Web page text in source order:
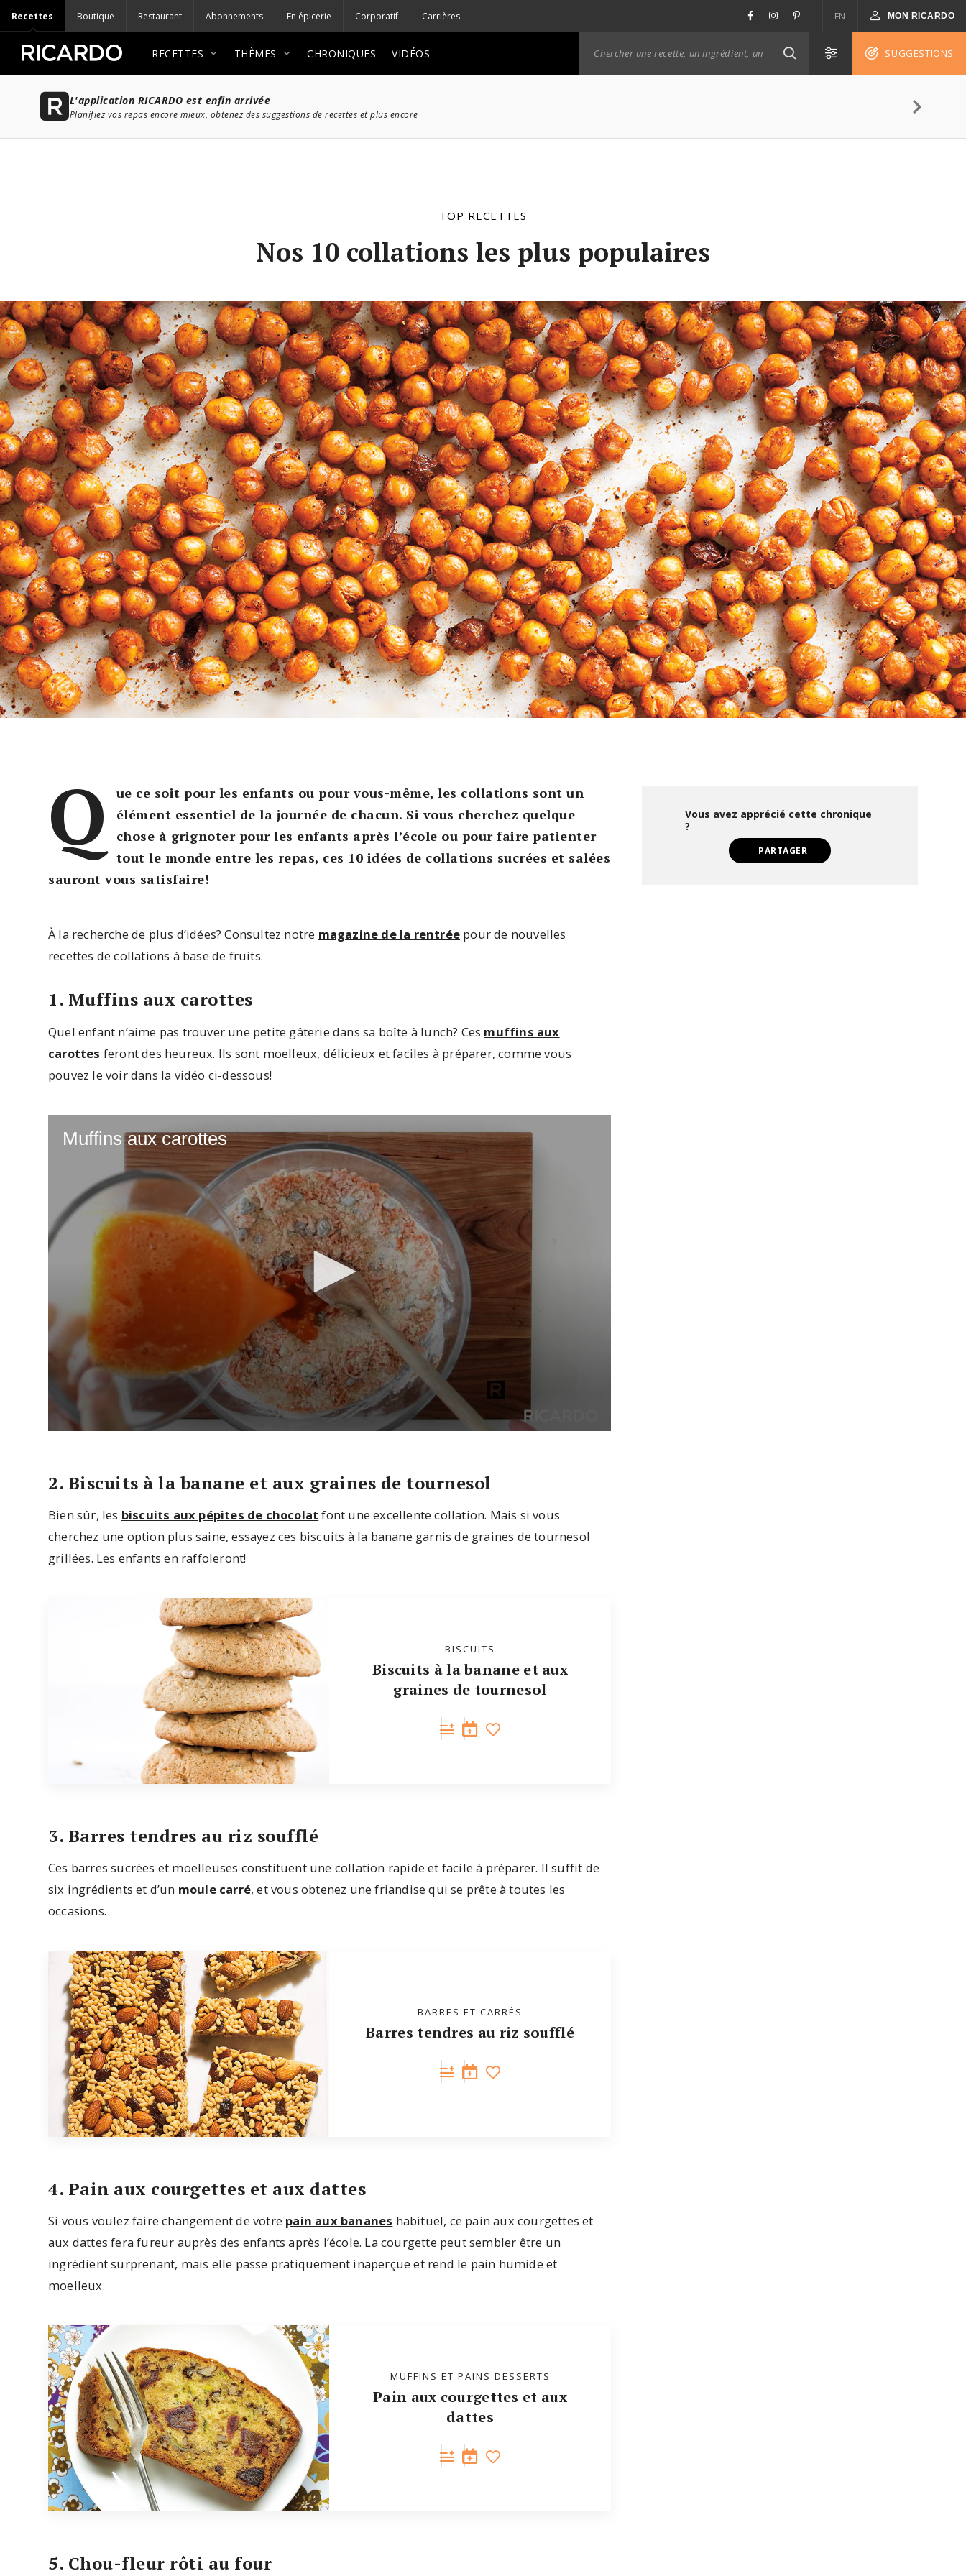
Recettes Boutique Restaurant Abonnements En épicerie Corporatif Carrières EN MON RICARDO
RECETTES THÈMES CHRONIQUES VIDÉOS SUGGESTIONS
L'application RICARDO est enfin arrivée
Planifiez vos repas encore mieux, obtenez des suggestions de recettes et plus encore
TOP RECETTES
Nos 10 collations les plus populaires
Q ue ce soit pour les enfants ou pour vous-même, les collations sont un
élément essentiel de la journée de chacun. Si vous cherchez quelque
chose à grignoter pour les enfants après l’école ou pour faire patienter
tout le monde entre les repas, ces 10 idées de collations sucrées et salées
sauront vous satisfaire!
À la recherche de plus d’idées? Consultez notre magazine de la rentrée pour de nouvelles
recettes de collations à base de fruits.
1. Muffins aux carottes
Quel enfant n’aime pas trouver une petite gâterie dans sa boîte à lunch? Ces muffins aux
carottes feront des heureux. Ils sont moelleux, délicieux et faciles à préparer, comme vous
pouvez le voir dans la vidéo ci-dessous!
Muffins aux carottes
secondsVolume
90%
2. Biscuits à la banane et aux graines de tournesol
Bien sûr, les biscuits aux pépites de chocolat font une excellente collation. Mais si vous
cherchez une option plus saine, essayez ces biscuits à la banane garnis de graines de tournesol
grillées. Les enfants en raffoleront!
BISCUITS
Biscuits à la banane et aux
graines de tournesol
3. Barres tendres au riz soufflé
Ces barres sucrées et moelleuses constituent une collation rapide et facile à préparer. Il suffit de
six ingrédients et d’un moule carré, et vous obtenez une friandise qui se prête à toutes les
occasions.
BARRES ET CARRÉS
Barres tendres au riz soufflé
4. Pain aux courgettes et aux dattes
Si vous voulez faire changement de votre pain aux bananes habituel, ce pain aux courgettes et
aux dattes fera fureur auprès des enfants après l’école. La courgette peut sembler être un
ingrédient surprenant, mais elle passe pratiquement inaperçue et rend le pain humide et
moelleux.
MUFFINS ET PAINS DESSERTS
Pain aux courgettes et aux
dattes
5. Chou-fleur rôti au four
Vous avez apprécié cette chronique
?
PARTAGER